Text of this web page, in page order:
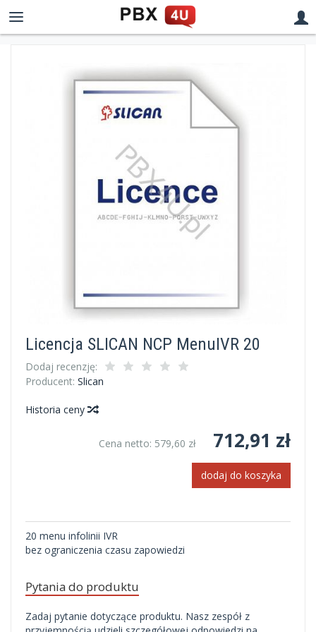
Licencja SLICAN NCP MenuIVR 20
Dodaj recenzję:
Producent: Slican
Historia ceny
Cena netto: 579,60 zł 712,91 zł
dodaj do koszyka
20 menu infolinii IVR
bez ograniczenia czasu zapowiedzi
Pytania do produktu
Zadaj pytanie dotyczące produktu. Nasz zespół z